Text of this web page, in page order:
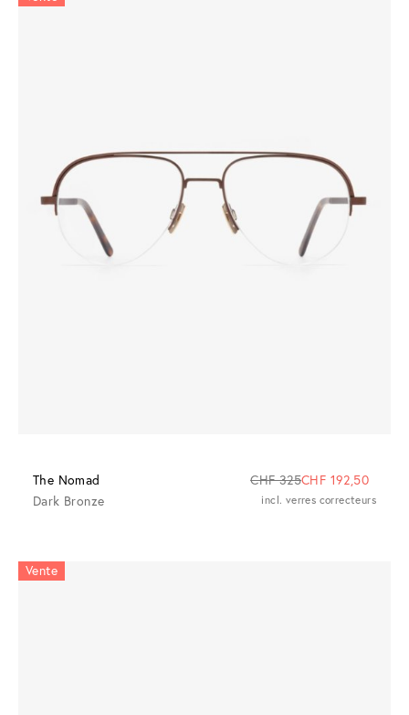
The Nomad CHF 325CHF 192,50
Dark Bronze
incl. verres correcteurs
Vente